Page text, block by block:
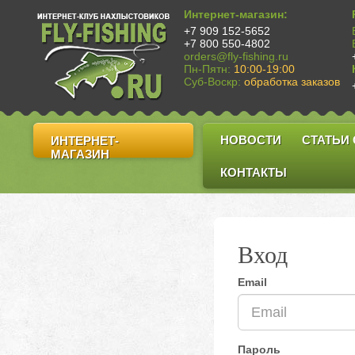
Интернет-магазин:
+7 909 152-5652
+7 800 550-4802
orders@fly-fishing.ru
Пн-Пятн: 10:00-19:00
Суб-Воскр: обработка заказов
ИНТЕРНЕТ-
МАГАЗИН
НОВОСТИ СТАТЬИ
КОНТАКТЫ
Вход
Email
Пароль